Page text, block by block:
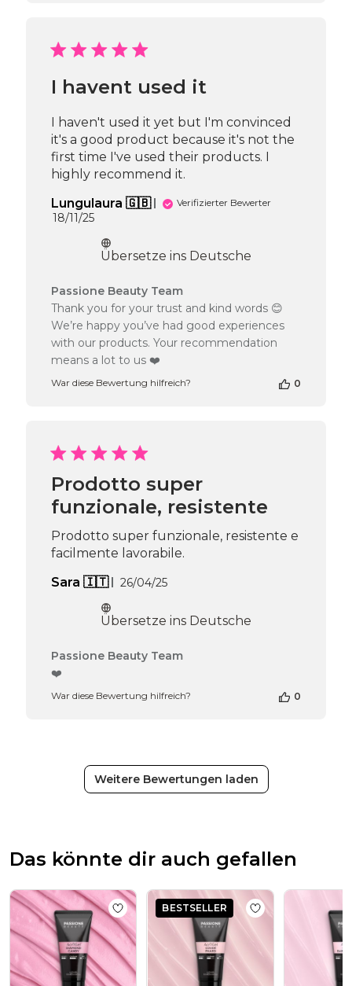
am
Apr
2026
I havent used it
I haven't used it yet but I'm convinced
it's a good product because it's not the
first time I've used their products. I
highly recommend it.
Lungulaura 🇬🇧
Verifizierter Bewerter
Veröffentlichungsdatum
18/11/25
Übersetze ins Deutsche
Kommentare
des
Shop-
Inhabers
zur
von
20
2025
Passione Beauty Team
Thank you for your trust and kind words 😊
We’re happy you’ve had good experiences
with our products. Your recommendation
means a lot to us ❤️
War diese Bewertung hilfreich? 0
Prodotto super
funzionale, resistente
Prodotto super funzionale, resistente e
facilmente lavorabile.
Sara 🇮🇹
Veröffentlichungsdatum
26/04/25
Übersetze ins Deutsche
Kommentare
Inhabers
Beauty
Team
2026
Passione Beauty Team
❤️
War diese Bewertung hilfreich? 0
Weitere Bewertungen laden
Das könnte dir auch gefallen
Add to wishlist Acrilgel 60ml Diamond
BESTSELLER Add to wishlist